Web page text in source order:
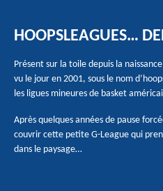
HOOPSLEAGUES…
Présent sur la toile depuis la
vu le jour en 2001, sous le nom
les ligues mineures de basket
Après quelques années de pause
couvrir cette petite G-League qui
dans le paysage…